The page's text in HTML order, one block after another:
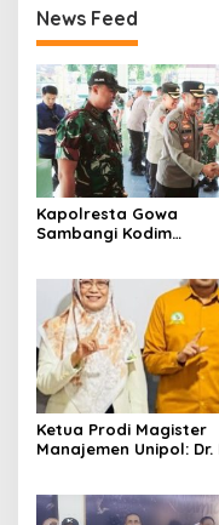
News Feed
Kapolresta Gowa
Sambangi Kodim
TNI-Polri
Ketua Prodi Magister
Manajemen Unipol: Dr.
Unggul